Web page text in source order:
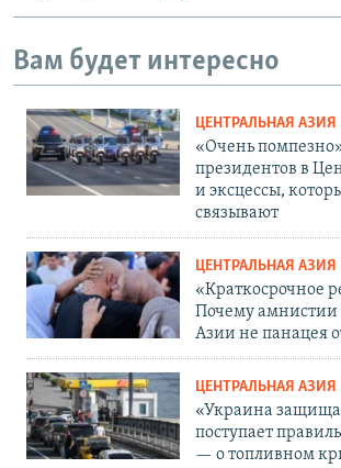
Вам будет интересно
ЦЕНТРАЛЬНАЯ АЗИЯ
«Очень
президентов в
и эксцессы,
связывают
ЦЕНТРАЛЬНАЯ АЗИЯ
«Краткосрочное
Почему амнистии
Азии не панацея
ЦЕНТРАЛЬНАЯ АЗИЯ
«Украина
поступает
— о топливном